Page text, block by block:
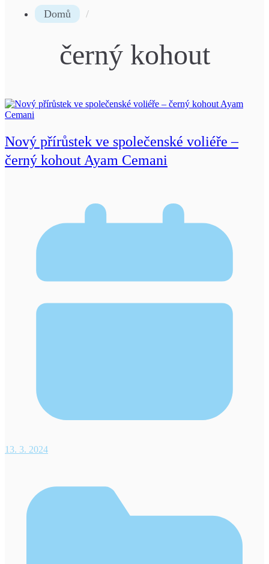
Domů
černý kohout
Nový přírůstek ve společenské voliéře –
černý kohout Ayam Cemani
13. 3. 2024